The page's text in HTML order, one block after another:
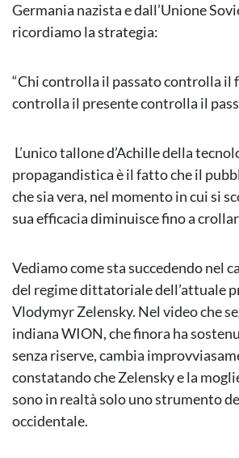
Germania nazista e dall’Unione
ricordiamo la strategia:
“Chi controlla il passato controlla il
controlla il presente controlla il
L’unico tallone d’Achille della
propagandistica è il fatto che il
che sia vera, nel momento in cui si
sua efficacia diminuisce fino a
Vediamo come sta succedendo nel
del regime dittatoriale dell’attuale
Vlodymyr Zelensky. Nel video che
indiana WION, che finora ha
senza riserve, cambia
constatando che Zelensky e la
sono in realtà solo uno strumento
occidentale.